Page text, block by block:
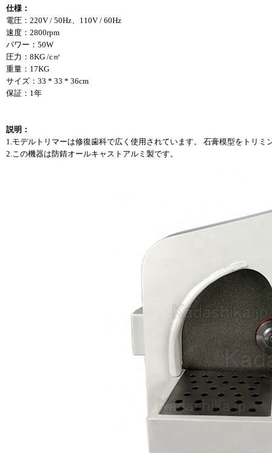
仕様：
電圧：220V / 50Hz、110V / 60Hz
速度：2800rpm
パワー：50W
圧力：8KG /c㎡
重量：17KG
サイズ：33 * 33 * 36cm
保証：1年
説明：
1.モデルトリマーは修復歯科で広く使用されています。 石膏模型をトリミ
2.この機器は防錆オールキャストアルミ製です。